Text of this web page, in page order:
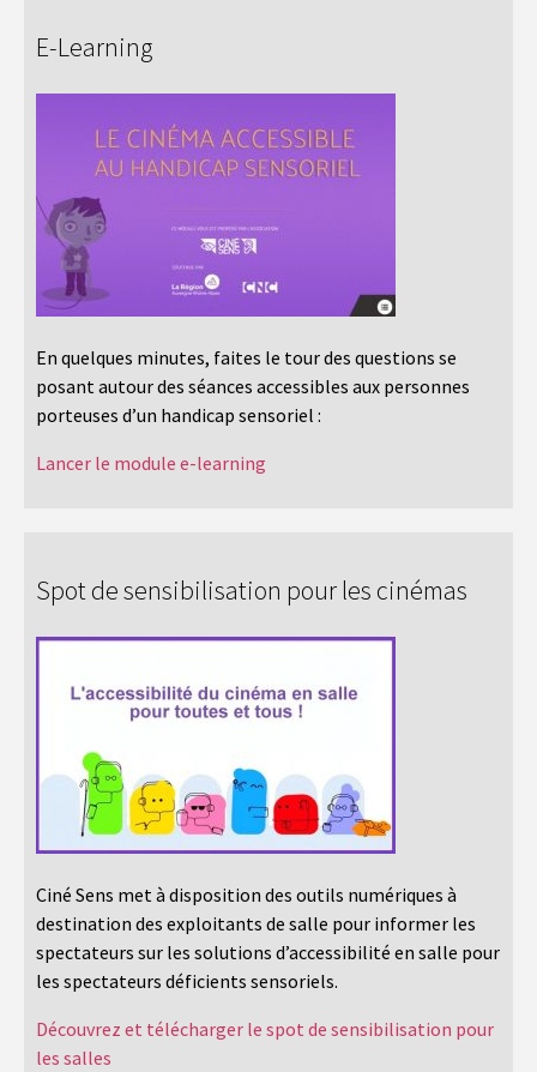
E-Learning
En quelques minutes, faites le tour des questions se
posant autour des séances accessibles aux personnes
porteuses d’un handicap sensoriel :
Lancer le module e-learning
Spot de sensibilisation pour les cinémas
Ciné Sens met à disposition des outils numériques à
destination des exploitants de salle pour informer les
spectateurs sur les solutions d’accessibilité en salle pour
les spectateurs déficients sensoriels.
Découvrez et télécharger le spot de sensibilisation pour
les salles